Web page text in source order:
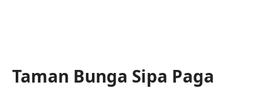
Taman Bunga Sipa Paga